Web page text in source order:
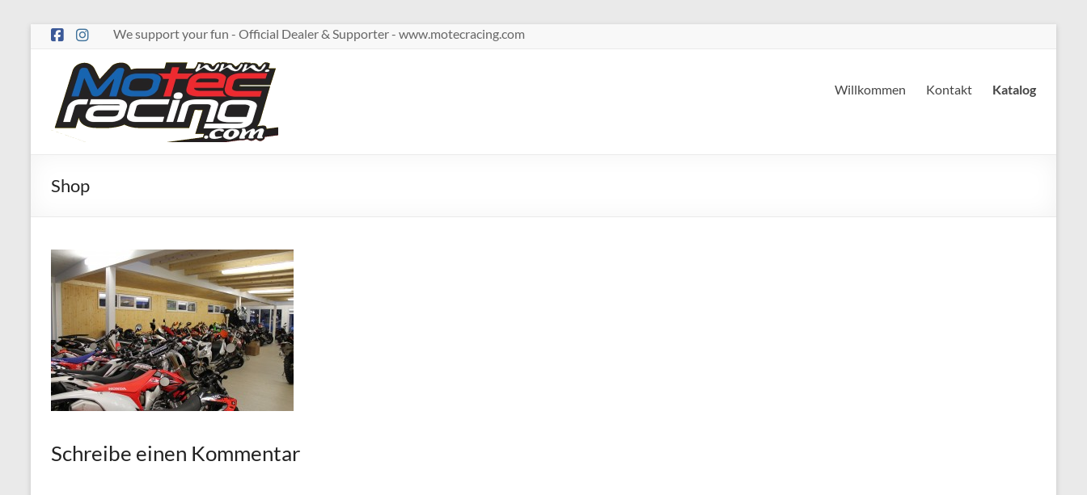
Zum
Inhalt
springen
We support your fun - Official Dealer & Supporter - www.motecracing.com
MOTECRACING Willkommen Kontakt Katalog
Shop
Schreibe einen Kommentar